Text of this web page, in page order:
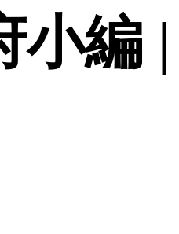
小編